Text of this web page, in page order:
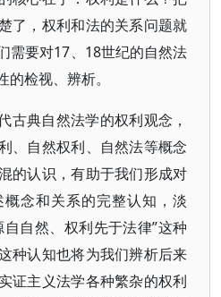
了，权利和法的关系问题就
需要对17、18世纪的自然法
检视、辨析。
古典自然法学的权利观念，
、自然权利、自然法等概念
的认识，有助于我们形成对
念和关系的完整认知，淡
自然、权利先于法律”这种
种认知也将为我们辨析后来
证主义法学各种繁杂的权利